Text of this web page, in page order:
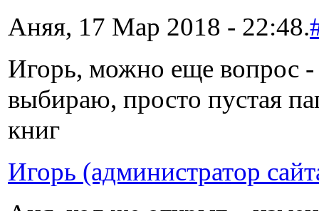
Аняя, 17 Мар 2018 - 22:48.
Игорь, можно еще вопрос -
выбираю, просто пустая
книг
Игорь (администратор